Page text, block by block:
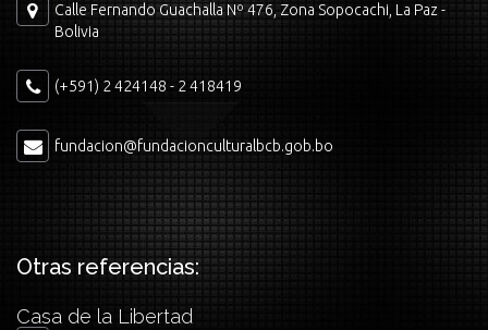
Calle Fernando Guachalla Nº 476, Zona Sopocachi, La Paz -
Bolivia
(+591) 2 424148 - 2 418419
fundacion@fundacionculturalbcb.gob.bo
Otras referencias:
Casa de la Libertad